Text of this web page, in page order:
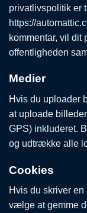
privatlivspolitik er
https://
kommentar, vil
offentligheden
Medier
Hvis du uploader
at uploade
GPS) inkluderet.
og udtrække alle
Cookies
Hvis du skriver
vælge at gemme